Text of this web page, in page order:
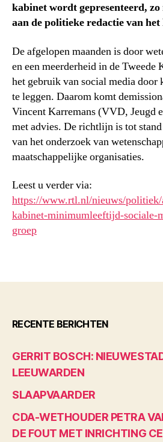
kabinet wordt gepresenteerd,
aan de politieke redactie van
De afgelopen maanden is door
en een meerderheid in de Tweede
het gebruik van social media door
te leggen. Daarom komt
Vincent Karremans (VVD, Jeugd
met advies. De richtlijn is tot
van het onderzoek van
maatschappelijke organisaties.
Leest u verder via:
https://www.rtl.nl/nieuws/
kabinet-minimumleeftijd-sociale-
groep
RECENTE BERICHTEN
GERRIT BOSCH:
LEEUWARDEN
SLAAPVAARDER
CDA-WETHOUDER PETRA
DE FOUT MET INRICHTING